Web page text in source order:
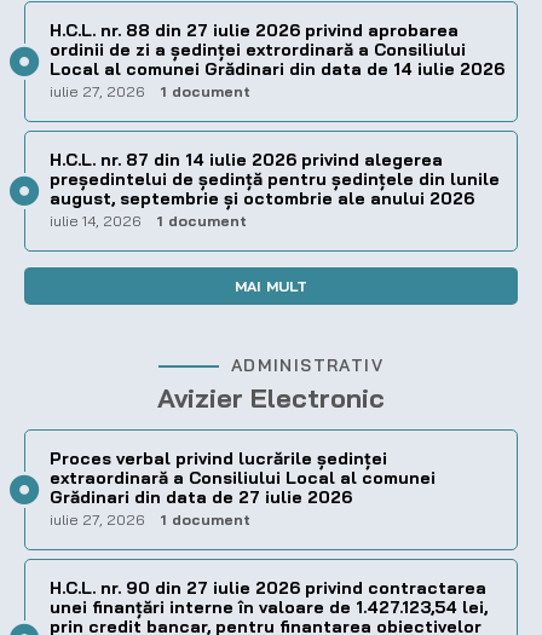
H.C.L. nr. 88 din 27 iulie 2026 privind aprobarea
ordinii de zi a şedinţei extrordinară a Consiliului
Local al comunei Grădinari din data de 14 iulie 2026
iulie 27, 2026 1 document
H.C.L. nr. 87 din 14 iulie 2026 privind alegerea
preşedintelui de şedinţă pentru ședințele din lunile
august, septembrie și octombrie ale anului 2026
iulie 14, 2026 1 document
MAI MULT
ADMINISTRATIV
Avizier Electronic
Proces verbal privind lucrările ședinței
extraordinară a Consiliului Local al comunei
Grădinari din data de 27 iulie 2026
iulie 27, 2026 1 document
H.C.L. nr. 90 din 27 iulie 2026 privind contractarea
unei finanțări interne în valoare de 1.427.123,54 lei,
prin credit bancar, pentru finantarea obiectivelor